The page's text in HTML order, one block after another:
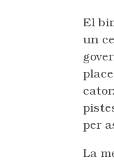
El
un
per
La